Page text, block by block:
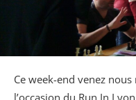
Ce week-end venez
l’occasion du Run In